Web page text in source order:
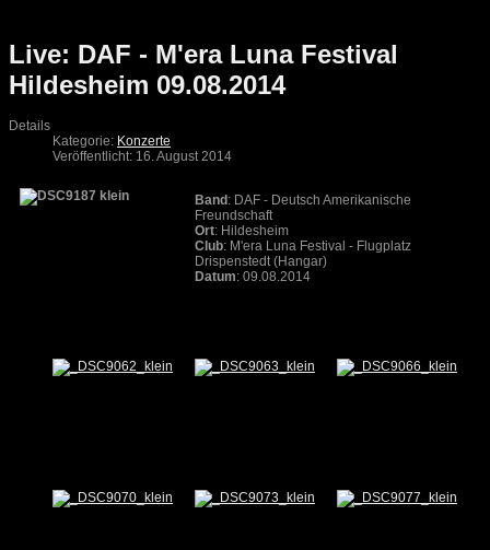
Live: DAF - M'era Luna Festival
Hildesheim 09.08.2014
Details
Kategorie: Konzerte
Veröffentlicht: 16. August 2014
Band : DAF - Deutsch Amerikanische
Freundschaft
Ort: Hildesheim
Club: M'era Luna Festival - Flugplatz
Drispenstedt (Hangar)
Datum: 09.08.2014